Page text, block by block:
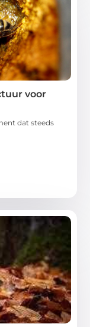
voor
dat steeds